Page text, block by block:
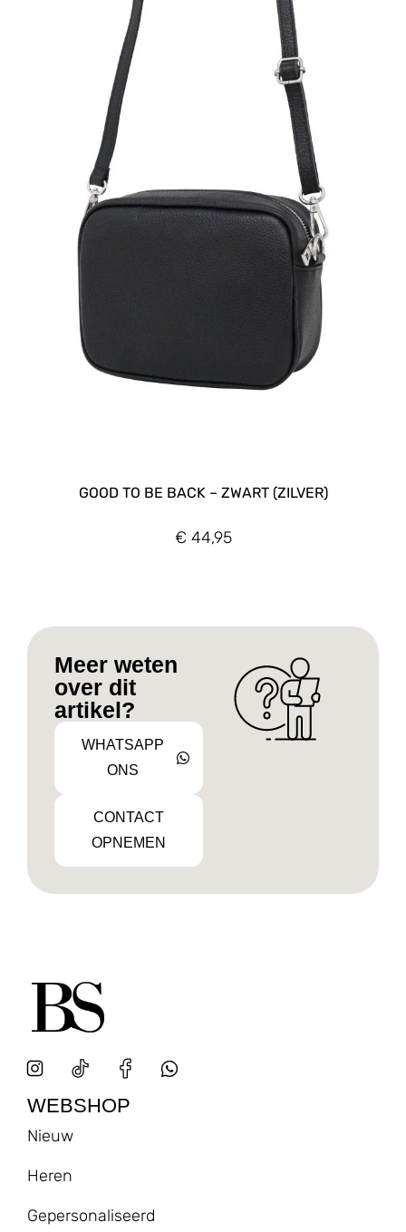
GOOD TO BE BACK – ZWART (ZILVER)
€ 44,95
Meer weten
over dit
artikel?
WHATSAPP
ONS
CONTACT
OPNEMEN
WEBSHOP
Nieuw
Heren
Gepersonaliseerd